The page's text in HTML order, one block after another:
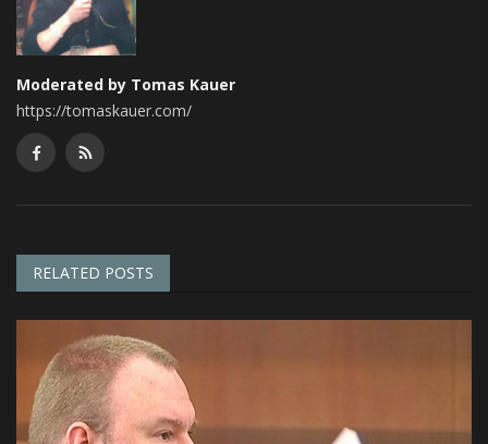
Moderated by Tomas Kauer
https://tomaskauer.com/
RELATED POSTS